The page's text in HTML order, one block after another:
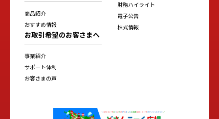
商品紹介
おすすめ情報
お取引希望のお客さまへ
事業紹介
サポート体制
お客さまの声
財務ハイライト
電子公告
株式情報